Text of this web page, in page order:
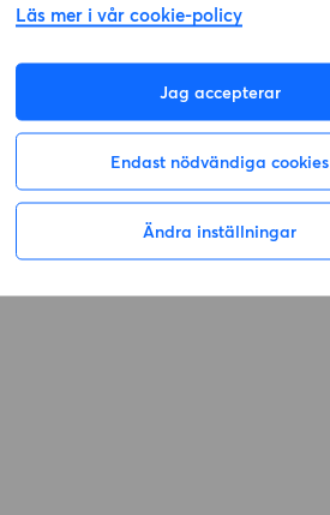
Läs mer i vår cookie-policy
Jag accepterar
Endast nödvändiga cookies
Ändra inställningar
Gå till sök